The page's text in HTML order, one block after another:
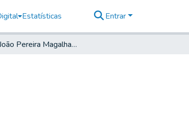
Estatísticas Entrar
Para João Pereira Magalhaens — Em Apiahy.